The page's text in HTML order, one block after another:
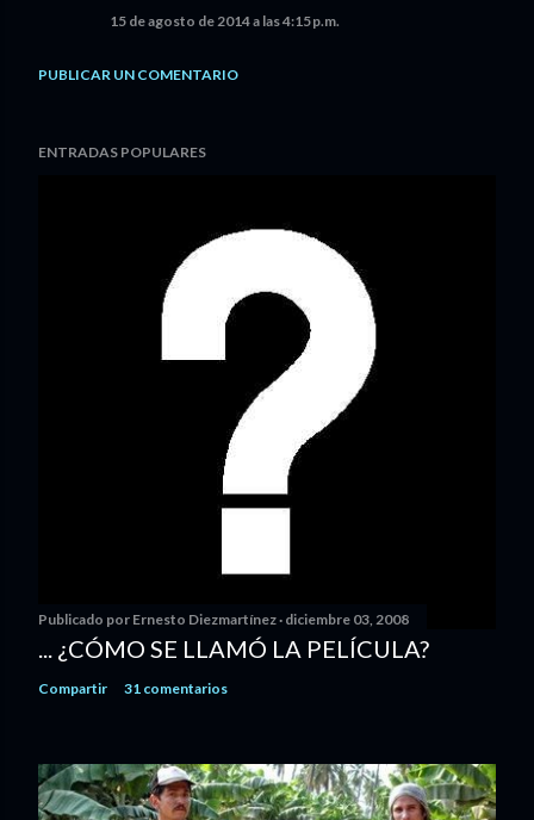
15 de agosto de 2014 a las 4:15 p.m.
PUBLICAR UN COMENTARIO
ENTRADAS POPULARES
Publicado por Ernesto Diezmartínez diciembre 03, 2008
... ¿CÓMO SE LLAMÓ LA PELÍCULA?
Compartir 31 comentarios